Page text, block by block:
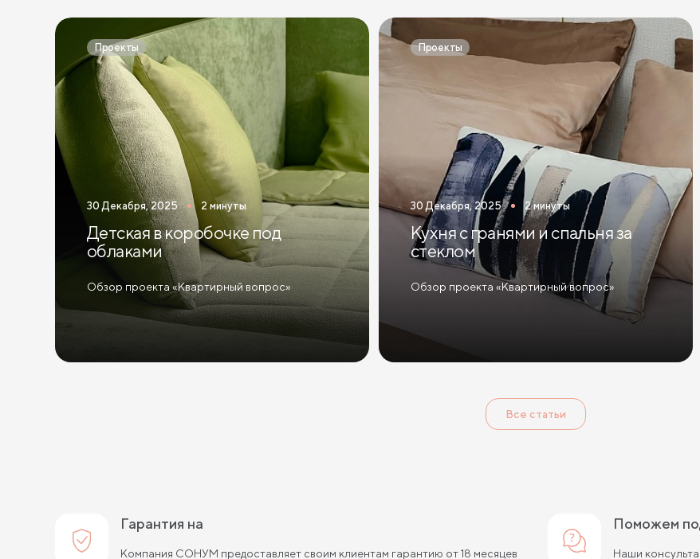
Проекты
30 Декабря, 2025 2 минуты
Детская в коробочке под
облаками
Обзор проекта «Квартирный вопрос»
Проекты
30 Декабря, 2025 2 минуты
Кухня с гранями и спальня за
стеклом
Обзор проекта «Квартирный вопрос»
Все статьи
Гарантия на
Компания СОНУМ предоставляет своим клиентам гарантию от 18 месяцев
Поможем
Наши